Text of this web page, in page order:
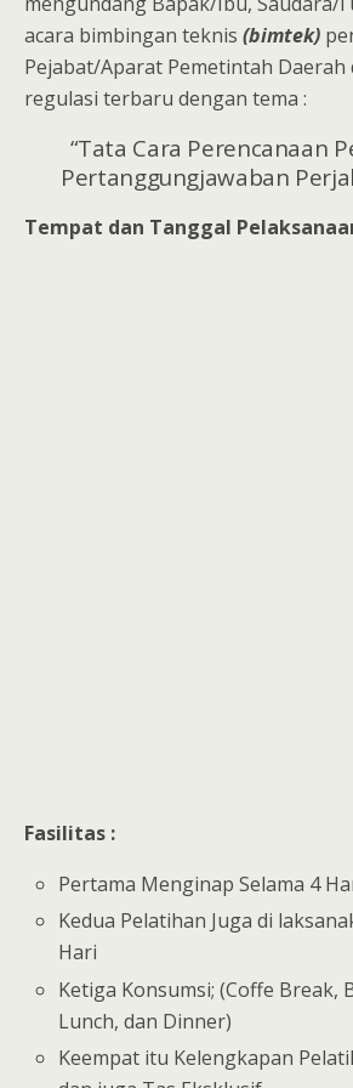
acara bimbingan teknis (bimtek)
Pejabat/Aparat Pemetintah Daerah
regulasi terbaru dengan tema :
“Tata Cara Perencanaan
Pertanggungjawaban
Tempat dan Tanggal
Fasilitas :
Pertama Menginap Selama 4
Kedua Pelatihan Juga di
Hari
Ketiga Konsumsi; (Coffe Break,
Lunch, dan Dinner)
Keempat itu Kelengkapan